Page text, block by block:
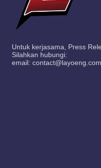
Untuk kerjasama, Press
Silahkan hubungi:
email: contact@layoeng.com